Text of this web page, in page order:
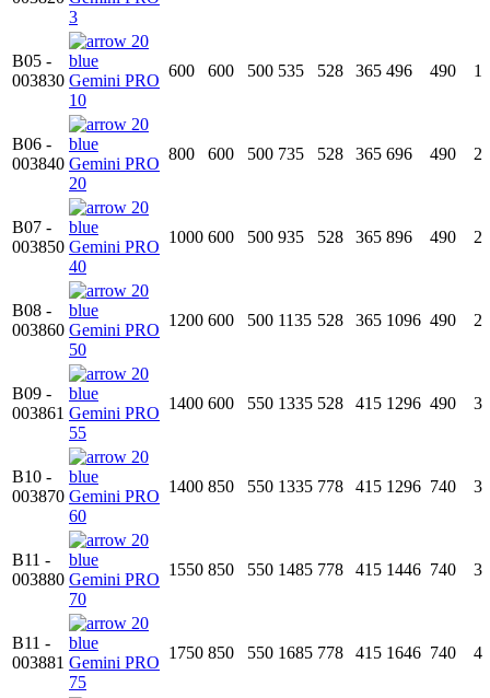
3
B05 -
003830 Gemini PRO
10
600 600 500 535 528 365 496 490 1
B06 -
003840 Gemini PRO
20
800 600 500 735 528 365 696 490 2
B07 -
003850 Gemini PRO
40
1000 600 500 935 528 365 896 490 2
B08 -
003860 Gemini PRO
50
1200 600 500 1135 528 365 1096 490 2
B09 -
003861 Gemini PRO
55
1400 600 550 1335 528 415 1296 490 3
B10 -
003870 Gemini PRO
60
1400 850 550 1335 778 415 1296 740 3
B11 -
003880 Gemini PRO
70
1550 850 550 1485 778 415 1446 740 3
B11 -
003881 Gemini PRO
75
1750 850 550 1685 778 415 1646 740 4